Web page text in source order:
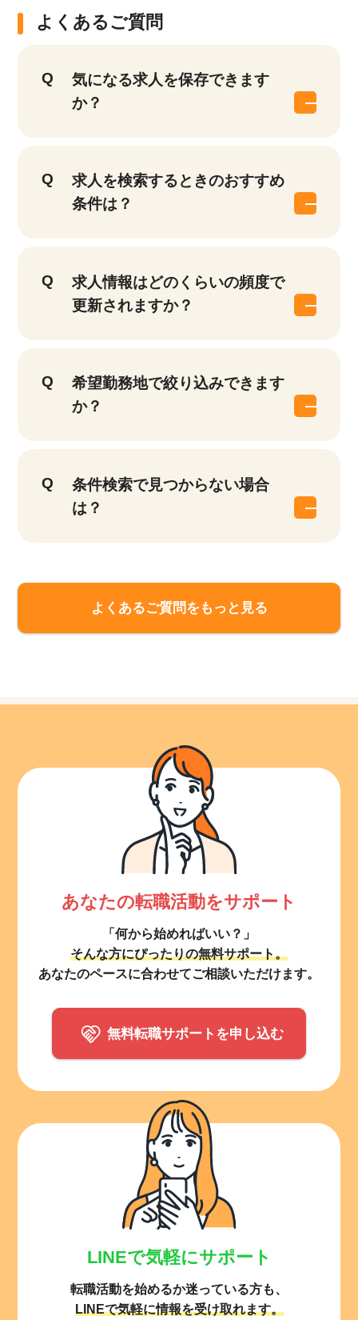
よくあるご質問
気になる求人を保存できます
か？
求人を検索するときのおすすめ
条件は？
求人情報はどのくらいの頻度で
更新されますか？
希望勤務地で絞り込みできます
か？
条件検索で見つからない場合
は？
よくあるご質問をもっと見る
あなたの転職活動をサポート
「何から始めればいい？」
そんな方にぴったりの無料サポート。
あなたのペースに合わせてご相談いただけます。
無料転職サポートを申し込む
LINEで気軽にサポート
転職活動を始めるか迷っている方も、
LINEで気軽に情報を受け取れます。